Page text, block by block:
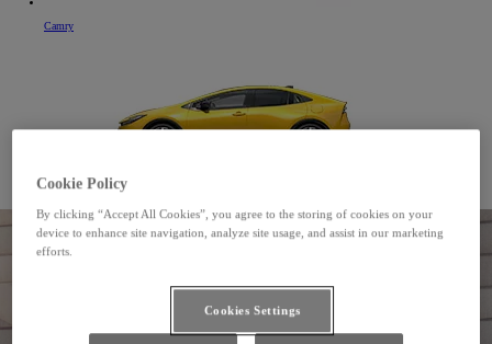
Camry
Prius
Cookie Policy
By clicking “Accept All Cookies”, you agree to the storing of cookies on your
device to enhance site navigation, analyze site usage, and assist in our marketing
efforts.
Cookies Settings